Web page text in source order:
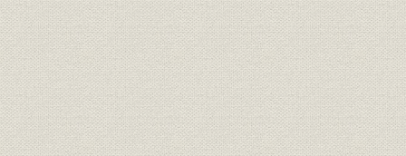
経営;規則 大元方規定改正書 明治一一
経営 明治十六年誓約書 明治一六
経営 三井高福 大元方改正意見書 明治一八
経営 (大元方改役)御尋ニ付見込書 明治一八